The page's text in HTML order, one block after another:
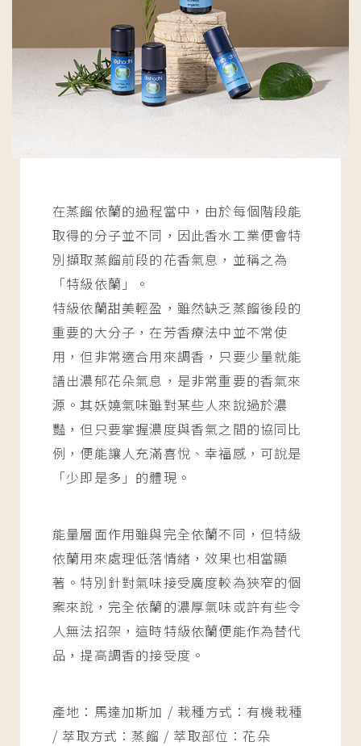
在蒸餾依蘭的過程當中，由於每個階段能
取得的分子並不同，因此香水工業便會特
別擷取蒸餾前段的花香氣息，並稱之為
「特級依蘭」。
特級依蘭甜美輕盈，雖然缺乏蒸餾後段的
重要的大分子，在芳香療法中並不常使
用，但非常適合用來調香，只要少量就能
譜出濃郁花朵氣息，是非常重要的香氣來
源。其妖嬈氣味雖對某些人來說過於濃
豔，但只要掌握濃度與香氣之間的協同比
例，便能讓人充滿喜悅、幸福感，可說是
「少即是多」的體現。
能量層面作用雖與完全依蘭不同，但特級
依蘭用來處理低落情緒，效果也相當顯
著。特別針對氣味接受廣度較為狹窄的個
案來說，完全依蘭的濃厚氣味或許有些令
人無法招架，這時特級依蘭便能作為替代
品，提高調香的接受度。
產地：馬達加斯加 / 栽種方式：有機栽種
/ 萃取方式：蒸餾 / 萃取部位：花朵